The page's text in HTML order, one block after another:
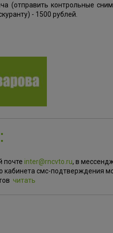
(отправить контрольные
- 1500 рублей.
почтеinter@rncvto.ru, в
кабинета смс-подтверждения
читать